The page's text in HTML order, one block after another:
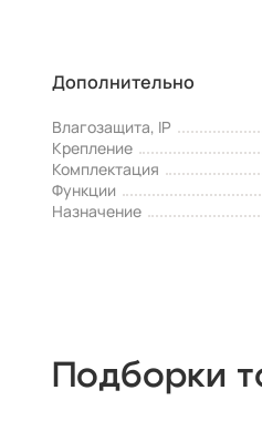
Дополнительно
Влагозащита, IP
Крепление
Комплектация
Функции
Назначение
Подборки